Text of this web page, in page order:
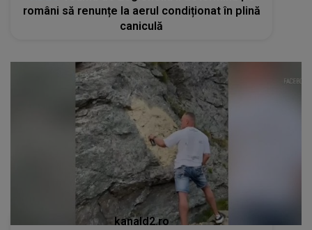
români să renunțe la aerul condiționat în plină
caniculă
kanald2.ro